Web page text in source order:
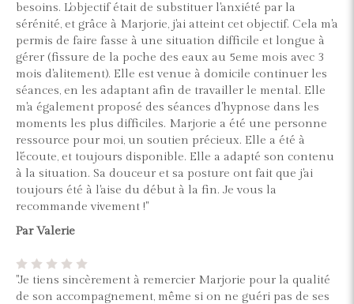
besoins. L'objectif était de substituer l'anxiété par la
sérénité, et grâce à Marjorie, j'ai atteint cet objectif. Cela m'a
permis de faire fasse à une situation difficile et longue à
gérer (fissure de la poche des eaux au 5eme mois avec 3
mois d'alitement). Elle est venue à domicile continuer les
séances, en les adaptant afin de travailler le mental. Elle
m'a également proposé des séances d'hypnose dans les
moments les plus difficiles. Marjorie a été une personne
ressource pour moi, un soutien précieux. Elle a été à
l'écoute, et toujours disponible. Elle a adapté son contenu
à la situation. Sa douceur et sa posture ont fait que j'ai
toujours été à l'aise du début à la fin. Je vous la
recommande vivement !"
Par Valerie
"Je tiens sincèrement à remercier Marjorie pour la qualité
de son accompagnement, même si on ne guéri pas de ses